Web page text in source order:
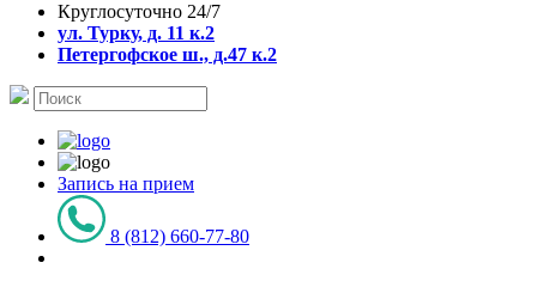
Круглосуточно 24/7
ул. Турку, д. 11 к.2
Петергофское ш., д.47 к.2
Запись на прием
8 (812) 660-77-80